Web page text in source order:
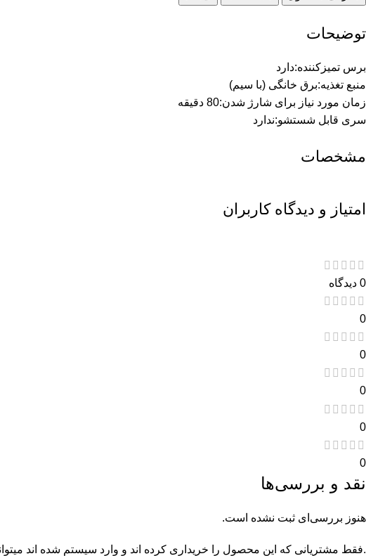
توضیحات
برس تمیزکننده:دارد
منبع تغذیه:برق خانگی (با سیم)
زمان مورد نیاز برای شارژ شدن:80 دقیقه
سری قابل شستشو:ندارد
مشخصات
امتیاز و دیدگاه کاربران
0 دیدگاه
0
0
0
0
0
نقد و بررسی‌ها
هنوز بررسی‌ای ثبت نشده است.
.فقط مشتریانی که این محصول را خریداری کرده اند و وارد سیستم شده اند